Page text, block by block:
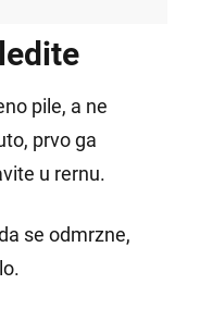
pile, a ne
prvo ga
u rernu.
se odmrzne,